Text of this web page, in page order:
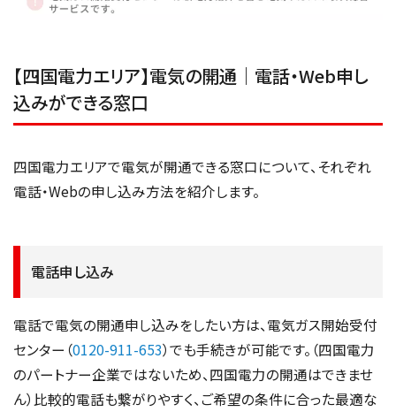
【四国電力エリア】電気の開通｜電話・Web申し
込みができる窓口
四国電力エリアで電気が開通できる窓口について、それぞれ
電話・Webの申し込み方法を紹介します。
電話申し込み
電話で電気の開通申し込みをしたい方は、電気ガス開始受付
センター（0120-911-653）でも手続きが可能です。（四国電力
のパートナー企業ではないため、四国電力の開通はできませ
ん）比較的電話も繋がりやすく、ご希望の条件に合った最適な